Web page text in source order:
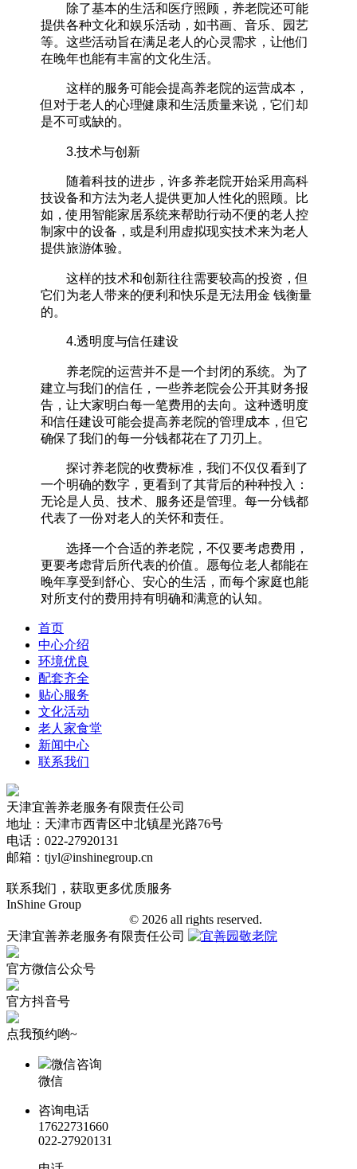
除了基本的生活和医疗照顾，养老院还可能
提供各种文化和娱乐活动，如书画、音乐、园艺
等。这些活动旨在满足老人的心灵需求，让他们
在晚年也能有丰富的文化生活。
这样的服务可能会提高养老院的运营成本，
但对于老人的心理健康和生活质量来说，它们却
是不可或缺的。
3.技术与创新
随着科技的进步，许多养老院开始采用高科
技设备和方法为老人提供更加人性化的照顾。比
如，使用智能家居系统来帮助行动不便的老人控
制家中的设备，或是利用虚拟现实技术来为老人
提供旅游体验。
这样的技术和创新往往需要较高的投资，但
它们为老人带来的便利和快乐是无法用金 钱衡量
的。
4.透明度与信任建设
养老院的运营并不是一个封闭的系统。为了
建立与我们的信任，一些养老院会公开其财务报
告，让大家明白每一笔费用的去向。这种透明度
和信任建设可能会提高养老院的管理成本，但它
确保了我们的每一分钱都花在了刀刃上。
探讨养老院的收费标准，我们不仅仅看到了
一个明确的数字，更看到了其背后的种种投入：
无论是人员、技术、服务还是管理。每一分钱都
代表了一份对老人的关怀和责任。
选择一个合适的养老院，不仅要考虑费用，
更要考虑背后所代表的价值。愿每位老人都能在
晚年享受到舒心、安心的生活，而每个家庭也能
对所支付的费用持有明确和满意的认知。‍
首页
中心介绍
环境优良
配套齐全
贴心服务
文化活动
老人家食堂
新闻中心
联系我们
天津宜善养老服务有限责任公司
地址：天津市西青区中北镇星光路76号
电话：022-27920131
邮箱：tjyl@inshinegroup.cn
联系我们，获取更多优质服务
InShine Group
© 2026 all rights reserved.
天津宜善养老服务有限责任公司
官方微信公众号
官方抖音号
点我预约哟~
微信咨询
微信
咨询电话
17622731660
022-27920131